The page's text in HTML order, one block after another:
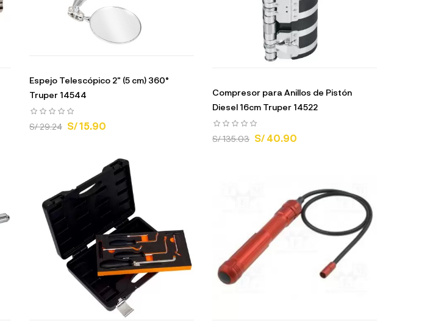
Espejo Telescópico 2" (5 cm) 360°
Truper 14544
S/ 29.24 S/ 15.90
Compresor para Anillos de Pistón
Diesel 16cm Truper 14522
S/ 135.03 S/ 40.90